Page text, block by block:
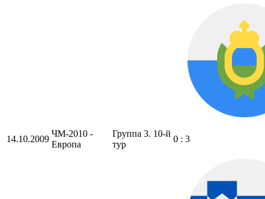
14.10.2009
ЧМ-2010 -
Европа
Группа 3. 10-й
тур
0 : 3